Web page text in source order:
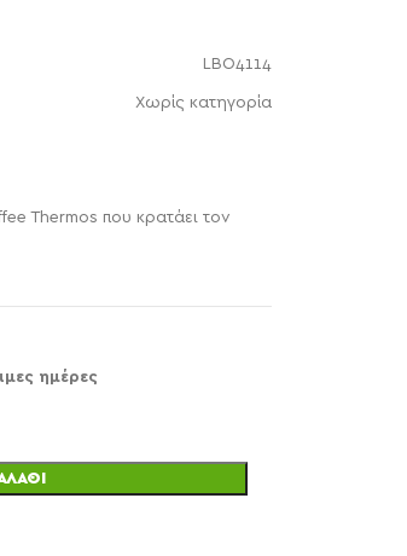
LBO4114
Χωρίς κατηγορία
Thermos που κρατάει τον
ημέρες